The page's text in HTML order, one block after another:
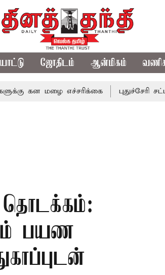
ஜோதிடம் ஆன்மிகம்
மழை எச்சரிக்கை புதுச்சேரி
தொடக்கம்:
பயண